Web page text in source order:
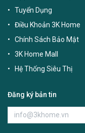
Tuyển Dụng
Điều Khoản 3K Home
Chính Sách Bảo Mật
3K Home Mall
Hệ Thống Siêu Thị
Đăng ký bản tin